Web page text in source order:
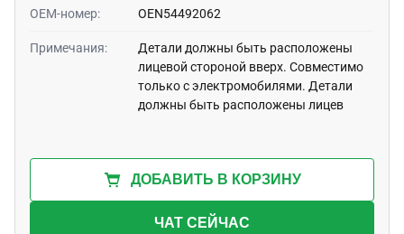
OEM-номер: OEN54492062
Примечания:
Детали должны быть расположены
лицевой стороной вверх. Совместимо
только с электромобилями. Детали
должны быть расположены лицев
ДОБАВИТЬ В КОРЗИНУ
ЧАТ СЕЙЧАС